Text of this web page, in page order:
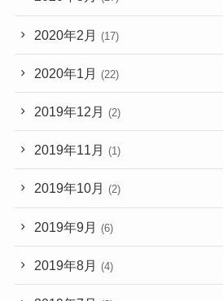
2020年2月 (17)
2020年1月 (22)
2019年12月 (2)
2019年11月 (1)
2019年10月 (2)
2019年9月 (6)
2019年8月 (4)